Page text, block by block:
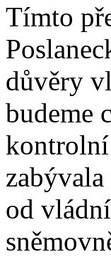
Tímto
důvěry
budeme
kontrolní
od